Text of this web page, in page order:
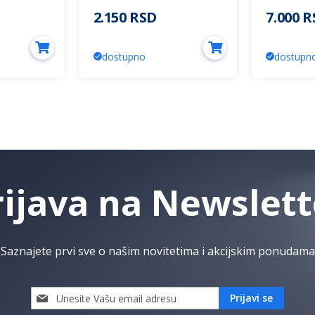
Mitea Lighting (25 mes.)
2.150 RSD
dostupno
3000K
7.000
na
Saznajete prvi sve o našim novitetima i akcijskim ponudama
Prijavi
se
Prijavi se